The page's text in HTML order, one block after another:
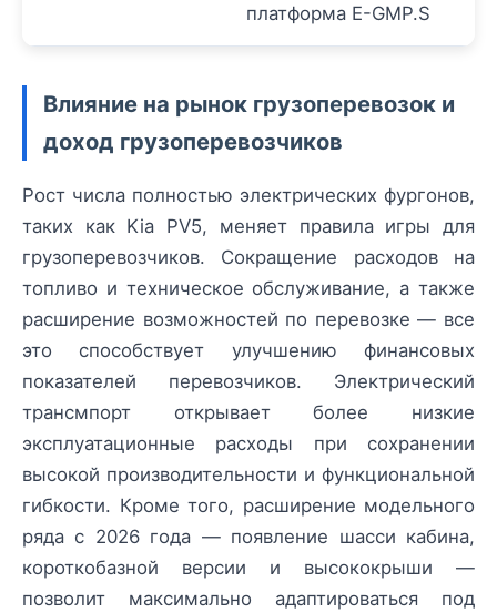
платформа E-GMP.S
Влияние на рынок грузоперевозок и
доход грузоперевозчиков
Рост числа полностью электрических фургонов,
таких как Kia PV5, меняет правила игры для
грузоперевозчиков. Сокращение расходов на
топливо и техническое обслуживание, а также
расширение возможностей по перевозке — все
это способствует улучшению финансовых
показателей перевозчиков. Электрический
трансмпорт открывает более низкие
эксплуатационные расходы при сохранении
высокой производительности и функциональной
гибкости. Кроме того, расширение модельного
ряда с 2026 года — появление шасси кабина,
короткобазной версии и высококрыши —
позволит максимально адаптироваться под